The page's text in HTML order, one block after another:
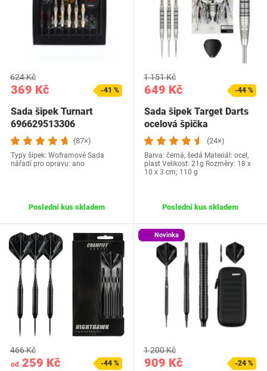
369 Kč
624 Kč
-41 %
Sada šipek Turnart
696629513306
(87×)
Typy šipek: Woframové Sada
nářadí pro opravu: ano
Poslední kus skladem
649 Kč
1 151 Kč
-44 %
Sada šipek Target Darts
ocelová špička
(24×)
Barva: černá, šedá Materiál: ocel,
plast Velikost‎: 21g Rozměry: 18 x
10 x 3 cm; 110 g
Poslední kus skladem
od 259 Kč
466 Kč
-44 %
Novinka
909 Kč
1 200 Kč
-24 %